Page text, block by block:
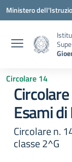
Vai ai contenuti
Vai al menu di
Vai al footer
Ministero
Circolare 14
Esami
Circolare n.
classe 2^G